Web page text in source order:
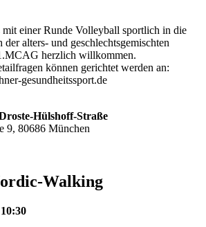
mit einer Runde Volleyball sportlich in die
der alters- und geschlechtsgemischten
herzlich willkommen.
können gerichtet werden an:
gesundheitssport.de
Hülshoff-Straße
9, 80686 München
Walking